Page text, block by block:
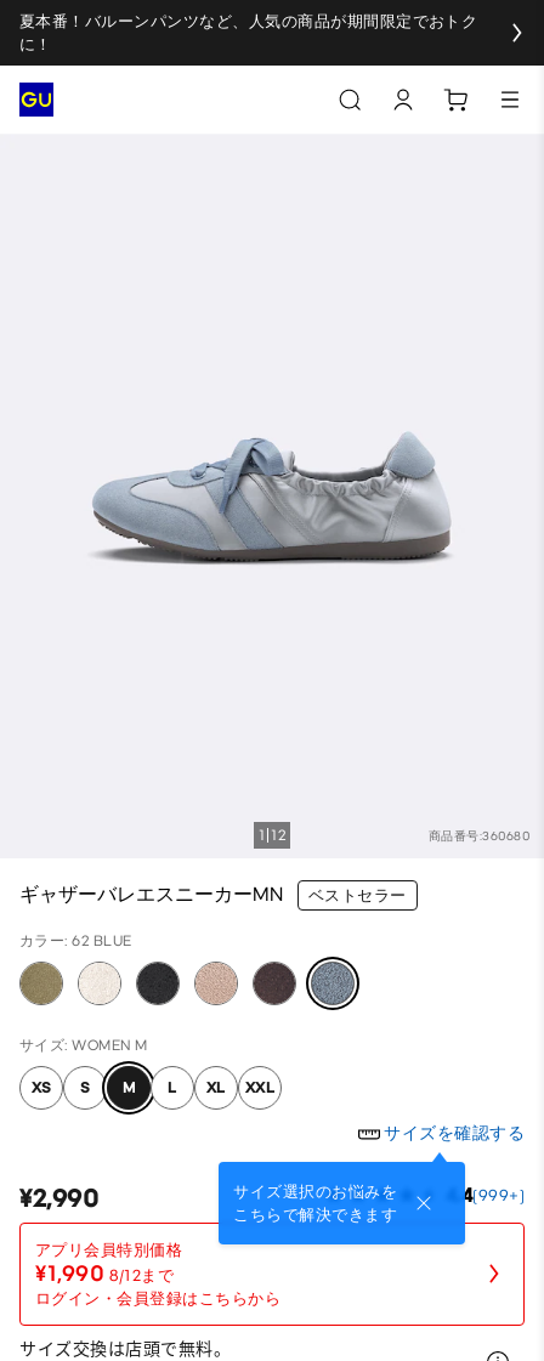
夏本番！バルーンパンツなど、人気の商品が期間限定でおトク
に！
商品番号:360680
1 12
ギャザーバレエスニーカーMN ベストセラー
カラー: 62 BLUE
サイズ: WOMEN M
XS S M L XL XXL
サイズを確認する
サイズ選択のお悩みを
こちらで解決できます
¥2,990 4.4(999+)
¥1,990 8/12まで
ログイン・会員登録はこちらから
サイズ交換は店頭で無料。